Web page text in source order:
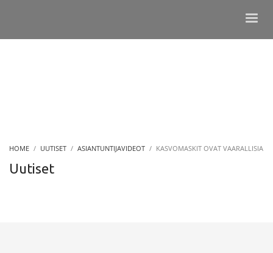
HOME UUTISET ASIANTUNTIJAVIDEOT KASVOMASKIT OVAT VAARALLISIA
Uutiset